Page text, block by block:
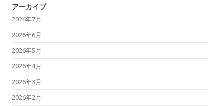
アーカイブ
2026年7月
2026年6月
2026年5月
2026年4月
2026年3月
2026年2月